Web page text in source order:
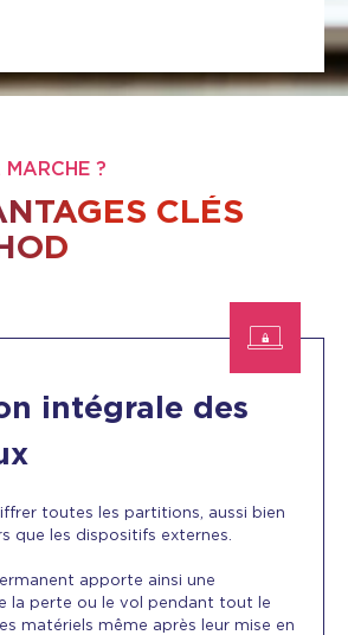
?
CLÉS
intégrale des
toutes les partitions, aussi bien
que les dispositifs externes.
apporte ainsi une
la perte ou le vol pendant tout le
matériels même après leur mise en